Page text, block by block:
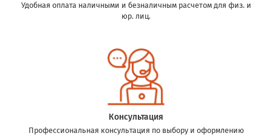
Удобная оплата наличными и безналичным расчетом для физ. и
юр. лиц.
Консультация
Профессиональная консультация по выбору и оформлению